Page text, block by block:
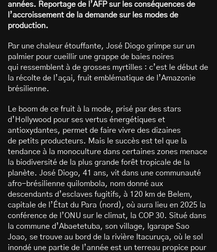
années. Reportage de l’AFP sur les conséquences de
l’accroissement de la demande sur les modes de
production.
Par une chaleur étouffante, José Diogo grimpe sur un
palmier pour cueillir une grappe de baies noires
qui ressemblent à de grosses myrtilles : c’est le début de
la récolte de l’açai, fruit emblématique de l’Amazonie
brésilienne.
Le boom de ce fruit à la mode, prisé par des stars
d’Hollywood pour ses vertus énergétiques et
antioxydantes, permet de faire vivre des dizaines
de petits producteurs. Mais le succès est tel que la
tendance à la monoculture dans certaines zones menace
la biodiversité de la plus grande forêt tropicale de la
planète. José Diogo, 41 ans, vit dans une communauté
afro-brésilienne quilombola, nom donné aux
descendants d’esclaves fugitifs, à 120 km de Belem,
capitale de l’État du Para (nord), où aura lieu en 2025 la
conférence de l’ONU sur le climat, la COP 30. Situé dans
la commune d’Abaetetuba, son village, Igarape Sao
Joao, se trouve au bord de la rivière Itacuruça, où le sol
inondé une partie de l’année est un terreau propice pour